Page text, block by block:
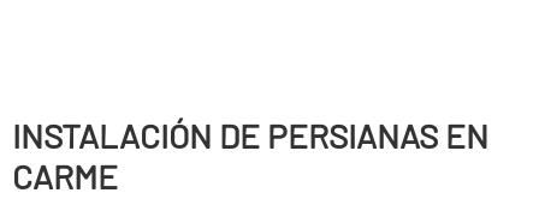
INSTALACIÓN DE PERSIANAS EN
CARME